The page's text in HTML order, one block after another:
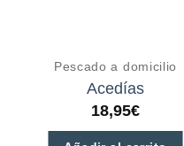
Pescado a domicilio
Acedías
18,95€